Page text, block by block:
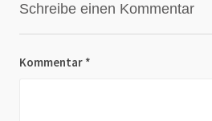
Schreibe einen Kommentar
Kommentar *